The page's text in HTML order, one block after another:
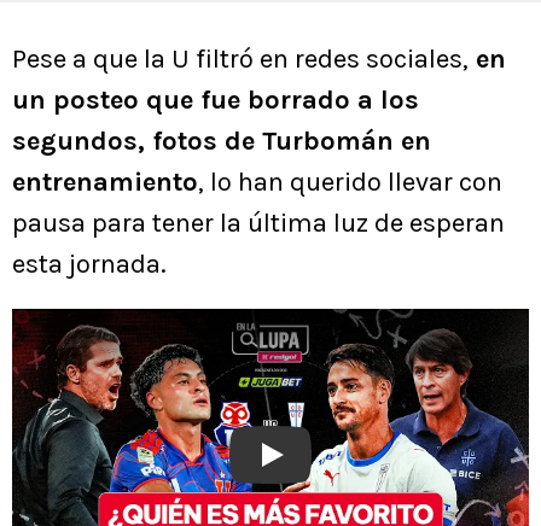
Pese a que la U filtró en redes sociales, en
un posteo que fue borrado a los
segundos, fotos de Turbomán en
entrenamiento, lo han querido llevar con
pausa para tener la última luz de esperan
esta jornada.
Play